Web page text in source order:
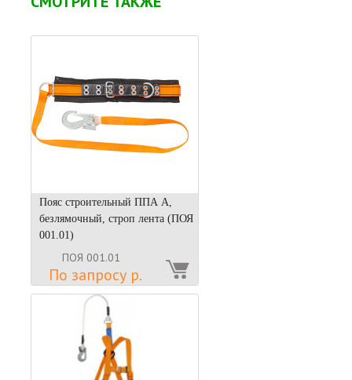
Пояс строительный ППА А,
безлямочный, строп лента (ПОЯ
001.01)
ПОЯ 001.01
По запросу р.